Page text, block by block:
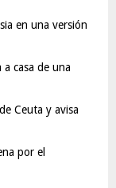
en una versión
casa de una
Ceuta y avisa
por el